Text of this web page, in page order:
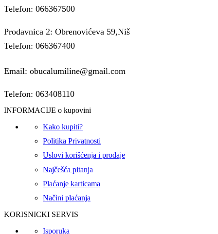
Telefon: 066367500
Prodavnica 2: Obrenovićeva 59,Niš
Telefon: 066367400
Email: obucalumiline@gmail.com
Telefon: 063408110
INFORMACIJE o kupovini
Kako kupiti?
Politika Privatnosti
Uslovi korišćenja i prodaje
Najčešća pitanja
Plaćanje karticama
Načini plaćanja
KORISNICKI SERVIS
Isporuka